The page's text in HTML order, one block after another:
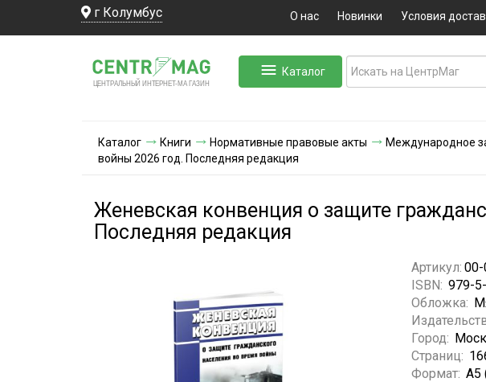
г Колумбус О нас Новинки Условия
ЦЕНТРАЛЬНЫЙ ИНТЕРНЕТ-МА ГАЗИН
Каталог
Каталог Книги Нормативные правовые акты Международное
войны 2026 год. Последняя редакция
Женевская конвенция о защите
Последняя редакция
Артикул: 00-
ISBN: 979-
Обложка:
Город:
Страниц:
Формат: А5